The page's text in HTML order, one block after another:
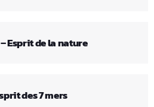
Esprit de la nature
des 7 mers